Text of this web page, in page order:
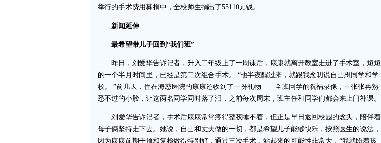
举行的手术费用募捐中，全校师生捐出了55110元钱。
新闻延伸
最希望带儿子回到“我们班”
昨日，刘爱华告诉记者，升入二年级上了一周课后，康康就离开教室走进了手术室，短短
的一个半月时间里，已经是第二次组合手术。 “他半夜醒过来，就跟我念叨说自己想同学和学
校。 ”前几天，住在海慈医院的康康还收到了一份礼物——全班同学的祝福录像，一张张再熟
悉不过的小脸，让这两名同学同时落了泪，之前每次周末，班主任和同学们都会来上门补课。
刘爱华告诉记者，手术后康康常常疼得整夜睡不着，但正是早日返回校园的念头，陪伴着
母子俩坚持走下去。她说，自己和丈夫做的一切，都是希望儿子能够快乐，按照医生的说法，
因为康康前期干预和复检做得特别好，通过三次手术，站起来的可能性非常大，“我就盼着孩